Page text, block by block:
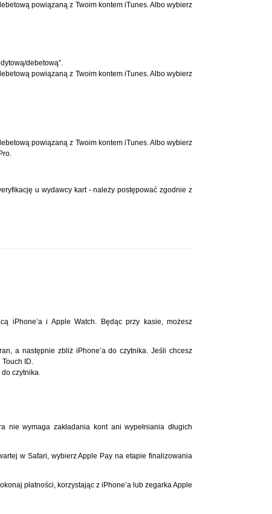
powiązaną z Twoim kontem iTunes. Albo wybierz
debetową”.
powiązaną z Twoim kontem iTunes. Albo wybierz
powiązaną z Twoim kontem iTunes. Albo wybierz
u wydawcy kart - należy postępować zgodnie z
iPhone’a i Apple Watch. Będąc przy kasie, możesz
a następnie zbliż iPhone’a do czytnika. Jeśli chcesz
ID.
czytnika.
wymaga zakładania kont ani wypełniania długich
w Safari, wybierz Apple Pay na etapie finalizowania
płatności, korzystając z iPhone’a lub zegarka Apple